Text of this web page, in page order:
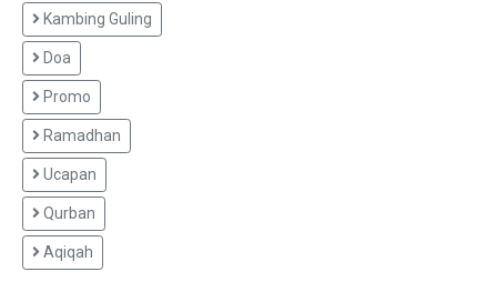
Kambing Guling
Doa
Promo
Ramadhan
Ucapan
Qurban
Aqiqah